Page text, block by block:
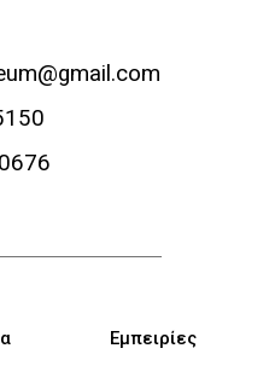
πλοήγησηΕμπειρίες